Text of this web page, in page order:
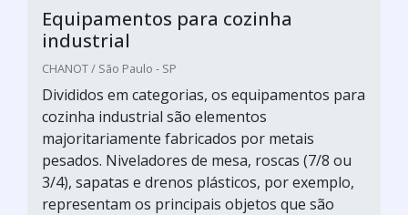
Equipamentos para cozinha
industrial
CHANOT / São Paulo - SP
Divididos em categorias, os equipamentos para
cozinha industrial são elementos
majoritariamente fabricados por metais
pesados. Niveladores de mesa, roscas (7/8 ou
3/4), sapatas e drenos plásticos, por exemplo,
representam os principais objetos que são